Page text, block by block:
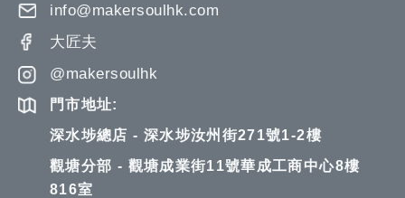
info@makersoulhk.com
大匠夫
@makersoulhk
門市地址:
深水埗總店 - 深水埗汝州街271號1-2樓
觀塘分部 - 觀塘成業街11號華成工商中心8樓
816室